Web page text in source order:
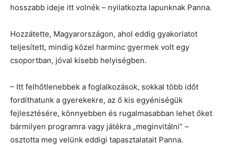
hosszabb ideje itt volnék – nyilatkozta lapunknak Panna.
Hozzátette, Magyarországon, ahol eddig gyakorlatot
teljesített, mindig közel harminc gyermek volt egy
csoportban, jóval kisebb helyiségben.
– Itt felhőtlenebbek a foglalkozások, sokkal több időt
fordíthatunk a gyerekekre, az ő kis egyéniségük
fejlesztésére, könnyebben és rugalmasabban lehet őket
bármilyen programra vagy játékra „meginvitálni” –
osztotta meg velünk eddigi tapasztalatait Panna.